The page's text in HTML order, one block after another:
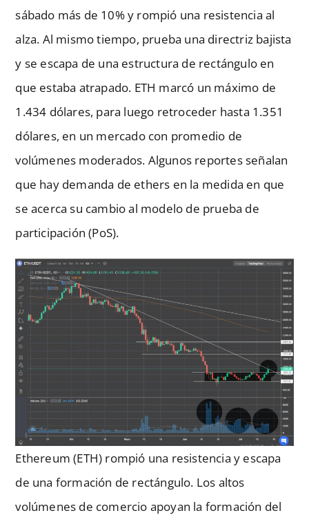
sábado más de 10% y rompió una resistencia al
alza. Al mismo tiempo, prueba una directriz bajista
y se escapa de una estructura de rectángulo en
que estaba atrapado. ETH marcó un máximo de
1.434 dólares, para luego retroceder hasta 1.351
dólares, en un mercado con promedio de
volúmenes moderados. Algunos reportes señalan
que hay demanda de ethers en la medida en que
se acerca su cambio al modelo de prueba de
participación (PoS).
Ethereum (ETH) rompió una resistencia y escapa
de una formación de rectángulo. Los altos
volúmenes de comercio apoyan la formación del